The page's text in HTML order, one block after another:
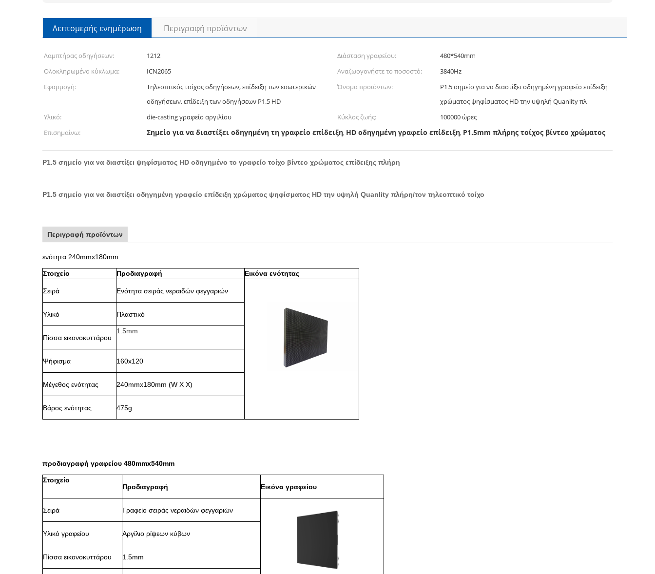
Λεπτομερής ενημέρωση Περιγραφή προϊόντων
Λαμπτήρας οδηγήσεων: 1212 Διάσταση γραφείου:
480*540mm
Ολοκληρωμένο κύκλωμα:
ICN2065 Αναζωογονήστε το ποσοστό:
3840Hz
Εφαρμογή:
Τηλεοπτικός τοίχος οδηγήσεων, επίδειξη των εσωτερικών
οδηγήσεων, επίδειξη των οδηγήσεων P1.5 HD
Όνομα προϊόντων:
P1.5 σημείο για να διαστίξει οδηγημένη γραφείο επίδειξη
χρώματος ψηφίσματος HD την υψηλή Quanlity πλ
Υλικό:
die-casting γραφείο αργιλίου Κύκλος ζωής:
100000 ώρες
Επισημαίνω:
Σημείο για να διαστίξει οδηγημένη τη γραφείο επίδειξη, HD οδηγημένη γραφείο επίδειξη, P1.5mm πλήρης τοίχος βίντεο χρώματος
P1.5 σημείο για να διαστίξει ψηφίσματος HD οδηγημένο το γραφείο τοίχο βίντεο χρώματος επίδειξης πλήρη
P1.5 σημείο για να διαστίξει οδηγημένη γραφείο επίδειξη χρώματος ψηφίσματος HD την υψηλή Quanlity πλήρη/τον τηλεοπτικό τοίχο
Περιγραφή προϊόντων
ενότητα 240mmx180mm
Στοιχείο Προδιαγραφή Εικόνα ενότητας
Σειρά Ενότητα σειράς νεραιδών φεγγαριών
Υλικό Πλαστικό
Πίσσα εικονοκυττάρου
1.5mm
Ψήφισμα 160x120
Μέγεθος ενότητας 240mmx180mm (W Χ Χ)
Βάρος ενότητας 475g
προδιαγραφή γραφείου 480mmx540mm
Στοιχείο
Προδιαγραφή
Εικόνα γραφείου
Σειρά Γραφείο σειράς νεραιδών φεγγαριών
Υλικό γραφείου Αργίλιο ρίψεων κύβων
Πίσσα εικονοκυττάρου 1.5mm